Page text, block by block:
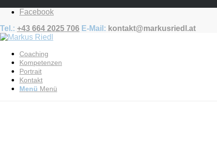
Facebook
Tel.: +43 664 2025 706 E-Mail: kontakt@markusriedl.at
Coaching
Kompetenzen
Portrait
Kontakt
Menü Menü